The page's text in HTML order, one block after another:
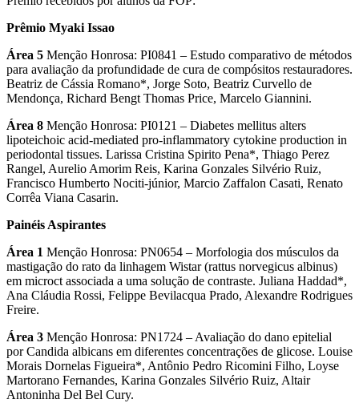
Prêmio Myaki Issao
Área 5 Menção Honrosa: PI0841 – Estudo comparativo de métodos
para avaliação da profundidade de cura de compósitos restauradores.
Beatriz de Cássia Romano*, Jorge Soto, Beatriz Curvello de
Mendonça, Richard Bengt Thomas Price, Marcelo Giannini.
Área 8 Menção Honrosa: PI0121 – Diabetes mellitus alters
lipoteichoic acid-mediated pro-inflammatory cytokine production in
periodontal tissues. Larissa Cristina Spirito Pena*, Thiago Perez
Rangel, Aurelio Amorim Reis, Karina Gonzales Silvério Ruiz,
Francisco Humberto Nociti-júnior, Marcio Zaffalon Casati, Renato
Corrêa Viana Casarin.
Painéis Aspirantes
Área 1 Menção Honrosa: PN0654 – Morfologia dos músculos da
mastigação do rato da linhagem Wistar (rattus norvegicus albinus)
em microct associada a uma solução de contraste. Juliana Haddad*,
Ana Cláudia Rossi, Felippe Bevilacqua Prado, Alexandre Rodrigues
Freire.
Área 3 Menção Honrosa: PN1724 – Avaliação do dano epitelial
por Candida albicans em diferentes concentrações de glicose. Louise
Morais Dornelas Figueira*, Antônio Pedro Ricomini Filho, Loyse
Martorano Fernandes, Karina Gonzales Silvério Ruiz, Altair
Antoninha Del Bel Cury.